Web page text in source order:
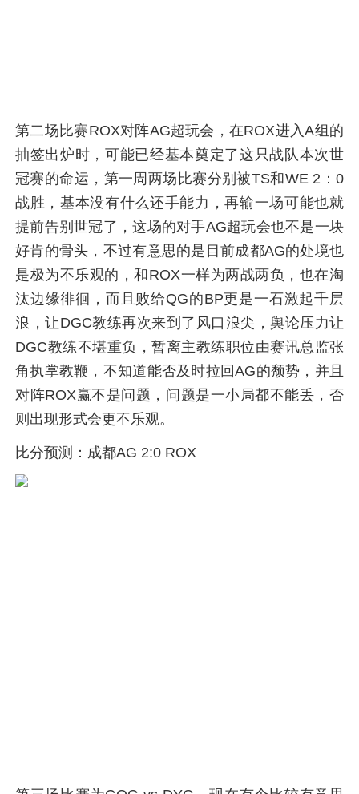
第二场比赛ROX对阵AG超玩会，在ROX进入A组的
抽签出炉时，可能已经基本奠定了这只战队本次世
冠赛的命运，第一周两场比赛分别被TS和WE 2：0
战胜，基本没有什么还手能力，再输一场可能也就
提前告别世冠了，这场的对手AG超玩会也不是一块
好肯的骨头，不过有意思的是目前成都AG的处境也
是极为不乐观的，和ROX一样为两战两负，也在淘
汰边缘徘徊，而且败给QG的BP更是一石激起千层
浪，让DGC教练再次来到了风口浪尖，舆论压力让
DGC教练不堪重负，暂离主教练职位由赛讯总监张
角执掌教鞭，不知道能否及时拉回AG的颓势，并且
对阵ROX赢不是问题，问题是一小局都不能丢，否
则出现形式会更不乐观。
比分预测：成都AG 2:0 ROX